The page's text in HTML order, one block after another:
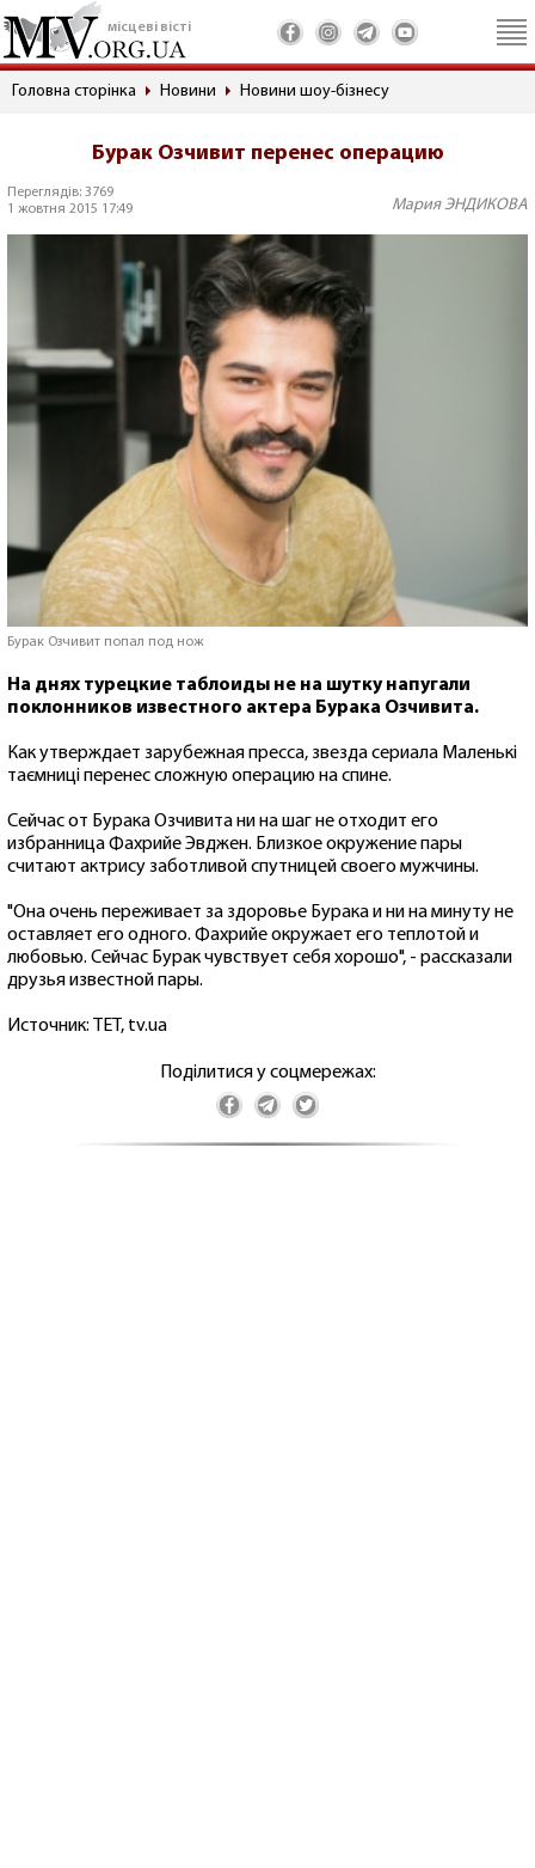
місцеві вісті
Головна сторінка Новини Новини шоу-бізнесу
Бурак Озчивит перенес операцию
Переглядів: 3769
1 жовтня 2015 17:49
Мария ЭНДИКОВА
Бурак Озчивит попал под нож
На днях турецкие таблоиды не на шутку напугали
поклонников известного актера Бурака Озчивита.
Как утверждает зарубежная пресса, звезда сериала Маленькі
таємниці перенес сложную операцию на спине.
Сейчас от Бурака Озчивита ни на шаг не отходит его
избранница Фахрийе Эвджен. Близкое окружение пары
считают актрису заботливой спутницей своего мужчины.
"Она очень переживает за здоровье Бурака и ни на минуту не
оставляет его одного. Фахрийе окружает его теплотой и
любовью. Сейчас Бурак чувствует себя хорошо", - рассказали
друзья известной пары.
Источник: ТЕТ, tv.ua
Поділитися у соцмережах: